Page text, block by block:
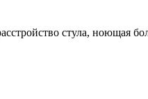
стула, ноющая